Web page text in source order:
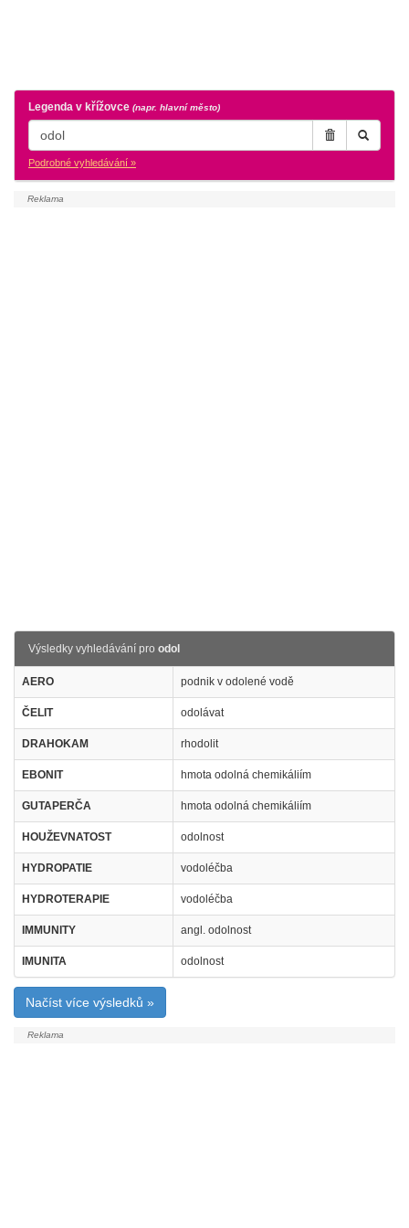
Legenda v křížovce (napr. hlavní město)
Podrobné vyhledávání »
Výsledky vyhledávání pro odol
AERO podnik v odolené vodě
ČELIT odolávat
DRAHOKAM rhodolit
EBONIT hmota odolná chemikáliím
GUTAPERČA hmota odolná chemikáliím
HOUŽEVNATOST odolnost
HYDROPATIE vodoléčba
HYDROTERAPIE vodoléčba
IMMUNITY angl. odolnost
IMUNITA odolnost
Načíst více výsledků »